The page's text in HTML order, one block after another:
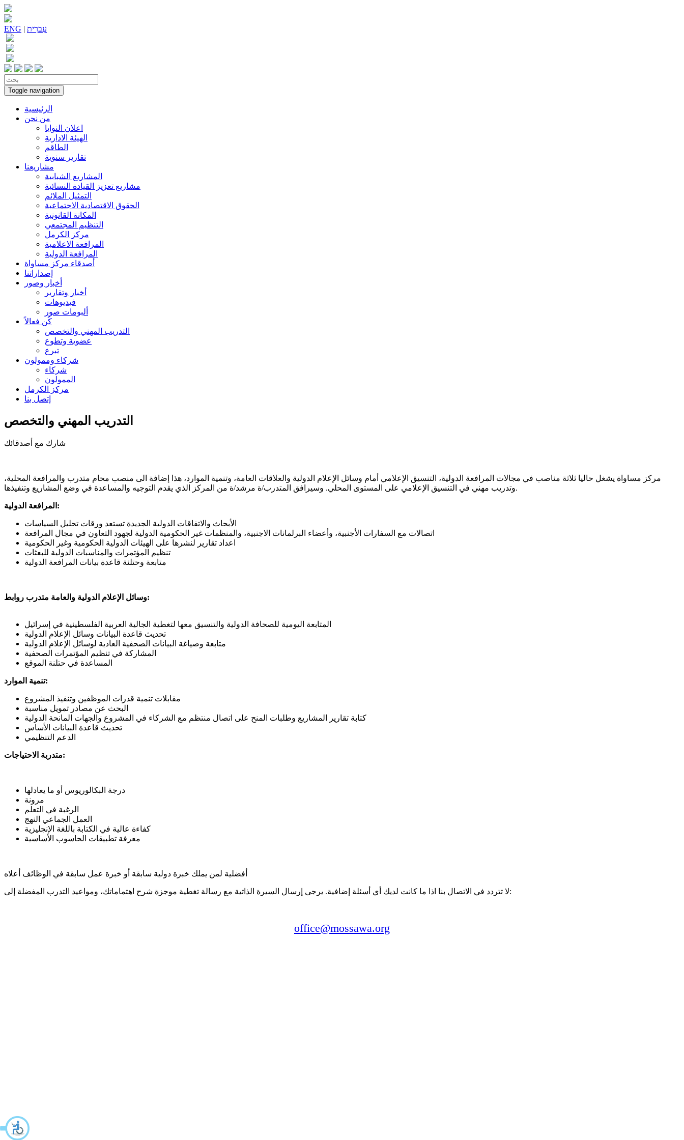
ENG | עִברִית
Toggle navigation
الرئيسية
من نحن
اعلان النوايا
الهيئة الادارية
الطاقم
تقارير سنوية
مشاريعنا
المشاريع الشبابية
مشاريع تعزيز القيادة النسائية
التمثيل الملائم
الحقوق الاقتصادية الاجتماعية
المكانة القانونية
التنظيم المجتمعي
مركز الكرمل
المرافعة الاعلامية
المرافعة الدولية
أصدقاء مركز مساواة
إصداراتنا
أخبار وصور
أخبار وتقارير
فيديوهات
ألبومات صور
كُن فعالاً
التدريب المهني والتخصص
عضوية وتطوع
تبرع
شركاء وممولون
شركاء
الممولون
مركز الكرمل
إتصل بنا
التدريب المهني والتخصص
شارك مع أصدقائك
مركز مساواة يشغل حاليا ثلاثة مناصب في مجالات المرافعة الدولية، التنسيق الإعلامي أمام وسائل الإعلام الدولية والعلاقات العامة، وتنمية الموارد، هذا إضافة الى منصب محام متدرب والمرافعة المحلية،
وتدريب مهني في التنسيق الإعلامي على المستوى المحلي. وسيرافق المتدرب/ة مرشد/ة من المركز الذي يقدم التوجيه والمساعدة في وضع المشاريع وتنفيذها.
المرافعة الدولية:
الأبحاث والاتفاقات الدولية الجديدة تستعد ورقات تحليل السياسات
اتصالات مع السفارات الأجنبية، وأعضاء البرلمانات الاجنبية، والمنظمات غير الحكومية الدولية لجهود التعاون في مجال المرافعة
اعداد تقارير لنشرها على الهيئات الدولية الحكومية وغير الحكومية
تنظيم المؤتمرات والمناسبات الدولية للبعثات
متابعة وحتلنة قاعدة بيانات المرافعة الدولية
وسائل الإعلام الدولية والعامة متدرب روابط:
المتابعة اليومية للصحافة الدولية والتنسيق معها لتغطية الجالية العربية الفلسطينية في إسرائيل
تحديث قاعدة البيانات وسائل الإعلام الدولية
متابعة وصياغة البيانات الصحفية العادية لوسائل الإعلام الدولية
المشاركة في تنظيم المؤتمرات الصحفية
المساعدة في حتلنة الموقع
تنمية الموارد:
البحث عن مصادر تمويل مناسبة
كتابة تقارير المشاريع وطلبات المنح على اتصال منتظم مع الشركاء في المشروع والجهات المانحة الدولية
تحديث قاعدة البيانات الأساس
الدعم التنظيمي
متدربة الاحتياجات:
درجة البكالوريوس أو ما يعادلها
مرونة
الرغبة في التعلم
العمل الجماعي النهج
كفاءة عالية في الكتابة باللغة الإنجليزية
معرفة تطبيقات الحاسوب الأساسية
أفضلية لمن يملك خبرة دولية سابقة أو خبرة عمل سابقة في الوظائف أعلاه
لا تتردد في الاتصال بنا اذا ما كانت لديك أي أسئلة إضافية. يرجى إرسال السيرة الذاتية مع رسالة تغطية موجزة شرح اهتماماتك، ومواعيد التدرب المفضلة إلى:
office@mossawa.org